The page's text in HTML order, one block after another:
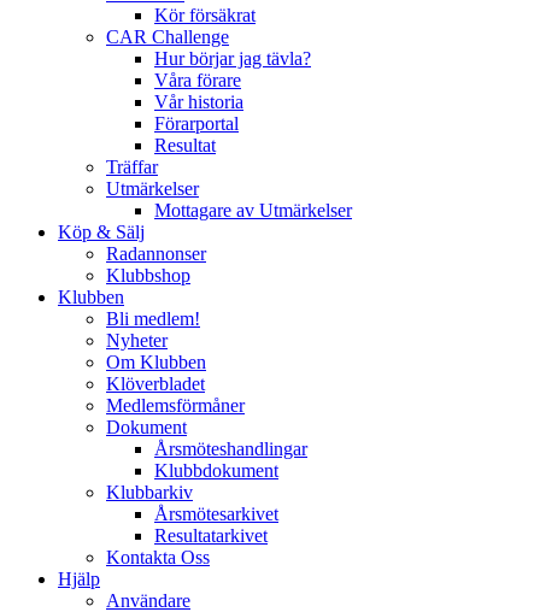
Kör försäkrat
CAR Challenge
Hur börjar jag tävla?
Våra förare
Vår historia
Förarportal
Resultat
Träffar
Utmärkelser
Mottagare av Utmärkelser
Köp & Sälj
Radannonser
Klubbshop
Klubben
Bli medlem!
Nyheter
Om Klubben
Klöverbladet
Medlemsförmåner
Dokument
Årsmöteshandlingar
Klubbdokument
Klubbarkiv
Årsmötesarkivet
Resultatarkivet
Kontakta Oss
Hjälp
Användare